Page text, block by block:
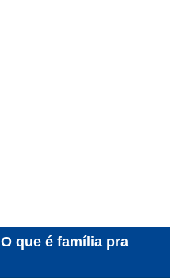
O que é família pra